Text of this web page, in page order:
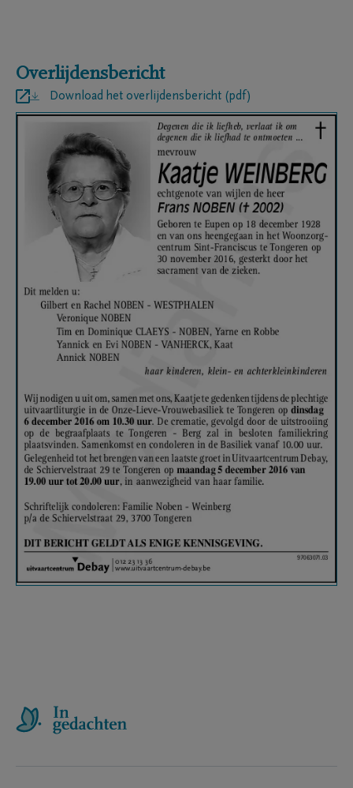
Overlijdensbericht
Download het overlijdensbericht (pdf)